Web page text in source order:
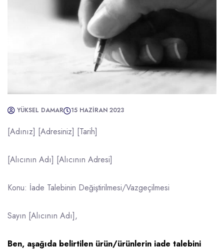
YÜKSEL DAMAR 15 HAZIRAN 2023
[Adınız] [Adresiniz] [Tarih]
[Alıcının Adı] [Alıcının Adresi]
Konu: İade Talebinin Değiştirilmesi/Vazgeçilmesi
Sayın [Alıcının Adı],
Ben, aşağıda belirtilen ürün/ürünlerin iade talebini